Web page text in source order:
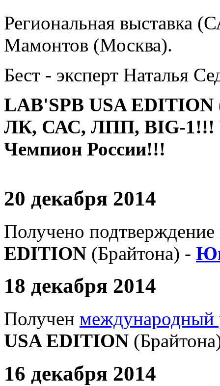
Региональная выставка
Мамонтов (Москва).
Бест - эксперт Наталья
LAB'SPB USA EDITION
ЛК, САС, ЛПП, BIG-1!!!
Чемпион России!!!
20 декабря 2014
Получено подтверждение
EDITION (Брайтона) -
18 декабря 2014
Получен международный
USA EDITION
16 декабря 2014